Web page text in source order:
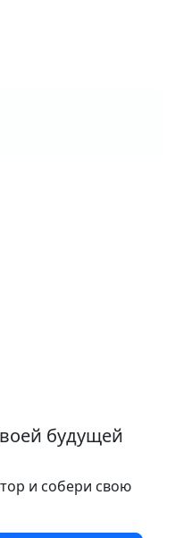
будущей
и собери свою